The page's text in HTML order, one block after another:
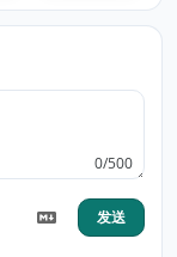
0/500
发送